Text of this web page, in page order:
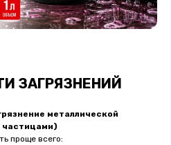
ЗАГРЯЗНЕНИЙ
металлической
проще всего: